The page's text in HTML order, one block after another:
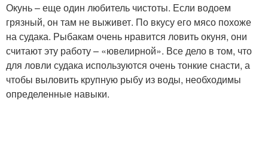
Окунь – еще один любитель чистоты. Если водоем
грязный, он там не выживет. По вкусу его мясо похоже
на судака. Рыбакам очень нравится ловить окуня, они
считают эту работу – «ювелирной». Все дело в том, что
для ловли судака используются очень тонкие снасти, а
чтобы выловить крупную рыбу из воды, необходимы
определенные навыки.